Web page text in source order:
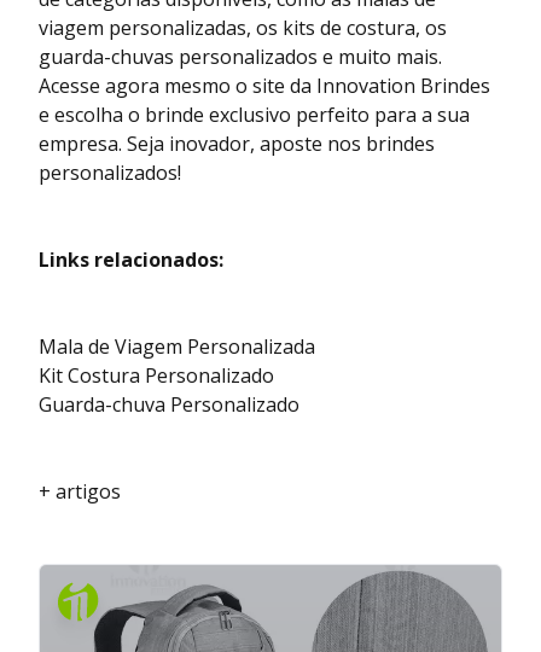
viagem personalizadas, os kits de costura, os
guarda-chuvas personalizados e muito mais.
Acesse agora mesmo o site da Innovation Brindes
e escolha o brinde exclusivo perfeito para a sua
empresa. Seja inovador, aposte nos brindes
personalizados!
Links relacionados:
Mala de Viagem Personalizada
Kit Costura Personalizado
Guarda-chuva Personalizado
+ artigos